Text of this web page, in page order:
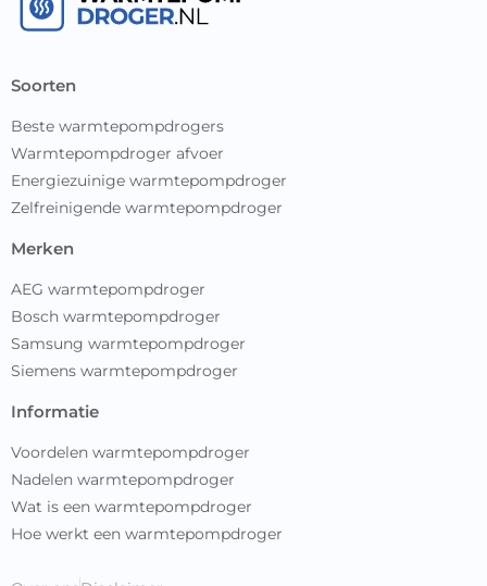
soorten
Beste warmtepompdrogers
Warmtepompdroger afvoer
Energiezuinige warmtepompdroger
Zelfreinigende warmtepompdroger
merken
AEG warmtepompdroger
Bosch warmtepompdroger
Samsung warmtepompdroger
Siemens warmtepompdroger
informatie
Voordelen warmtepompdroger
Nadelen warmtepompdroger
Wat is een warmtepompdroger
Hoe werkt een warmtepompdroger